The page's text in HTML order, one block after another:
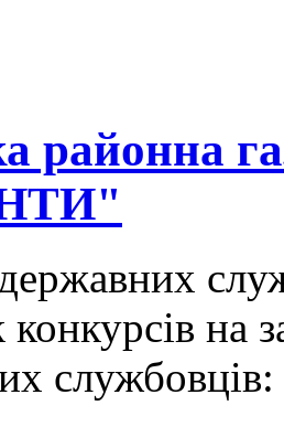
районна
державних
конкурсів на
службовців: